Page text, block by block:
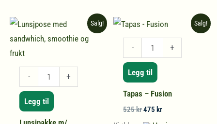
Salg!
-
Lunsjpakke
m/
smoothie,
+
Legg til
Salg!
-
-
Fusion
+
Legg til
Tapas – Fusion
525krOpprinnelig
475 krNåværende